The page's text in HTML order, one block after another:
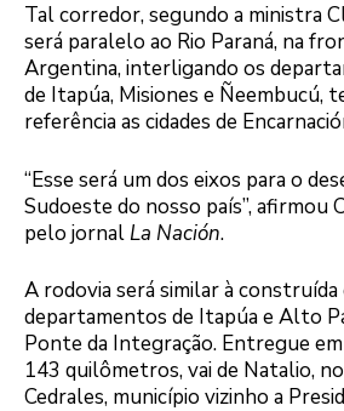
Tal corredor, segundo a ministra
será paralelo ao Rio Paraná, na
Argentina, interligando os
de Itapúa, Misiones e Ñeembucú,
referência as cidades de
“Esse será um dos eixos para o
Sudoeste do nosso país”, afirmou
pelo jornalLa Nación.
A rodovia será similar à
departamentos de Itapúa e Alto
Ponte da Integração. Entregue
143 quilômetros, vai de Natalio,
Cedrales, município vizinho a